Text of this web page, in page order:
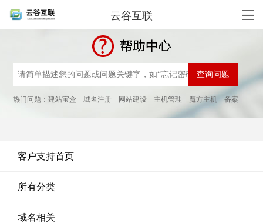
云谷互联
热门问题：建站宝盒 域名注册 网站建设 主机管理 魔方主机 备案
客户支持首页
所有分类
域名相关